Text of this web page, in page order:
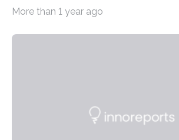
Matrixmaterials eine große
Durch den verstärkten Einsatz von
More than 1 year ago